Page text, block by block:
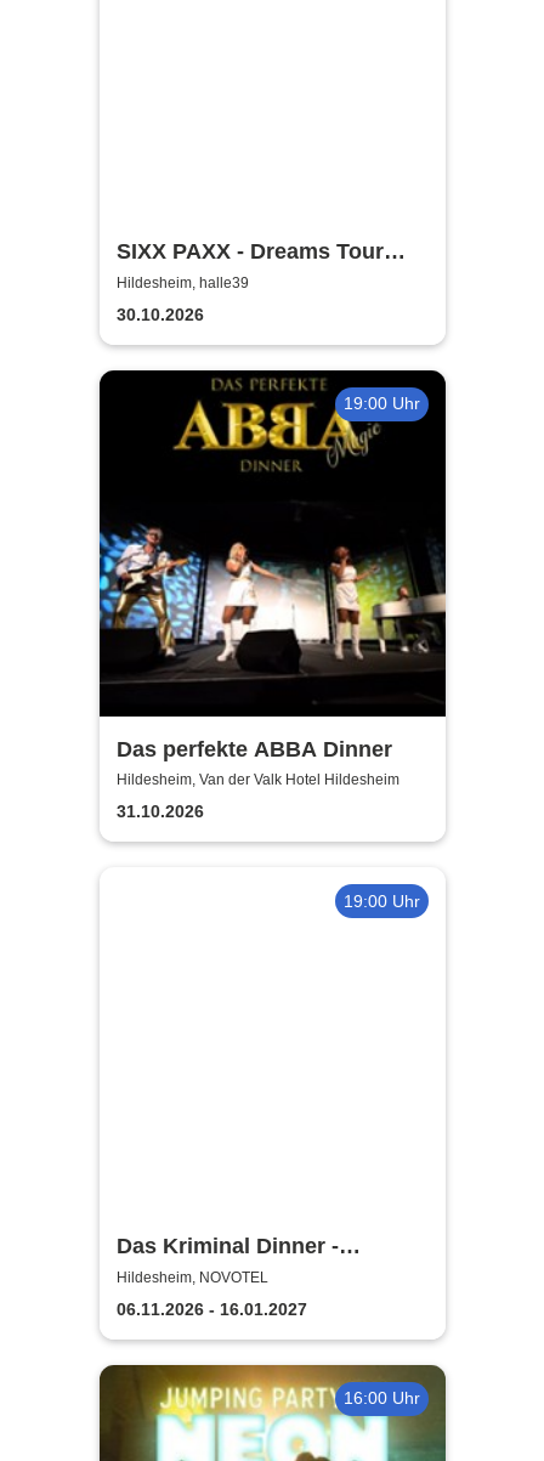
SIXX PAXX - Dreams Tour
2026/27
Hildesheim, halle39
30.10.2026
19:00 Uhr
Das perfekte ABBA Dinner
Hildesheim, Van der Valk Hotel Hildesheim
31.10.2026
19:00 Uhr
Das Kriminal Dinner -
Testament à la Carte
Hildesheim, NOVOTEL
06.11.2026 - 16.01.2027
16:00 Uhr